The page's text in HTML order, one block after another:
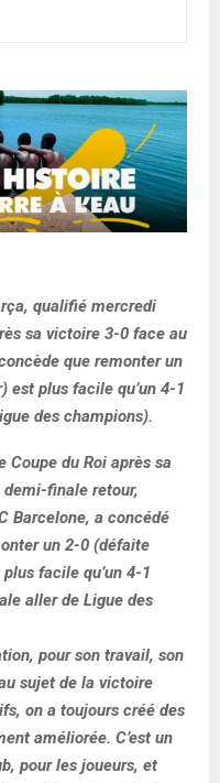
qualifié mercredi
sa victoire 3-0 face au
que remonter un
est plus facile qu’un 4-1
des champions).
du Roi après sa
finale retour,
Barcelone, a concédé
un 2-0 (défaite
facile qu’un 4-1
aller de Ligue des
pour son travail, son
sujet de la victoire
on a toujours créé des
améliorée. C’est un
pour les joueurs, et